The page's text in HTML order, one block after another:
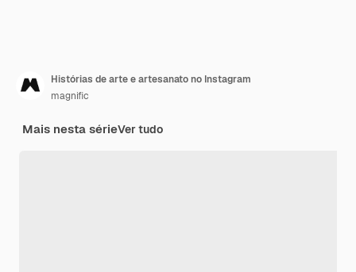
Histórias de arte e artesanato no Instagram
magnific
Mais nesta sérieVer tudo